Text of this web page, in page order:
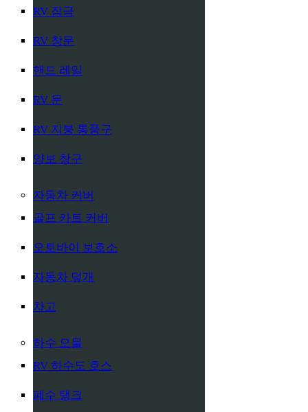
RV 잠금
RV 창문
핸드 레일
RV 문
RV 지붕 통풍구
양보 창구
자동차 커버
골프 카트 커버
오토바이 보호소
자동차 덮개
차고
하수 오물
RV 하수도 호스
폐수 탱크